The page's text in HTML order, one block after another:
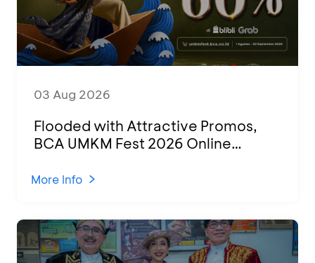
03 Aug 2026
Flooded with Attractive Promos,
BCA UMKM Fest 2026 Online
Various Regions
More Info